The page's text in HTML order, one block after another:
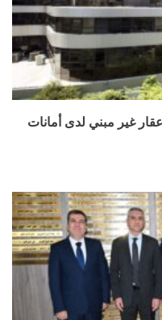
غير مبني لدى أمانات